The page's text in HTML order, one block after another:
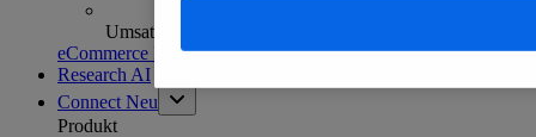
Umsatzanalysen und -prognosen
eCommerce Insights entdecken
Research AI
Connect Neu
Produkt